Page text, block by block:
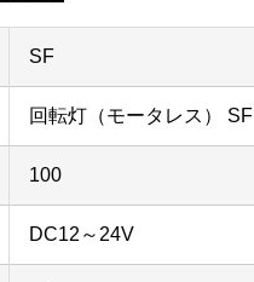
SF
回転灯（モータレス） SF
100
DC12～24V